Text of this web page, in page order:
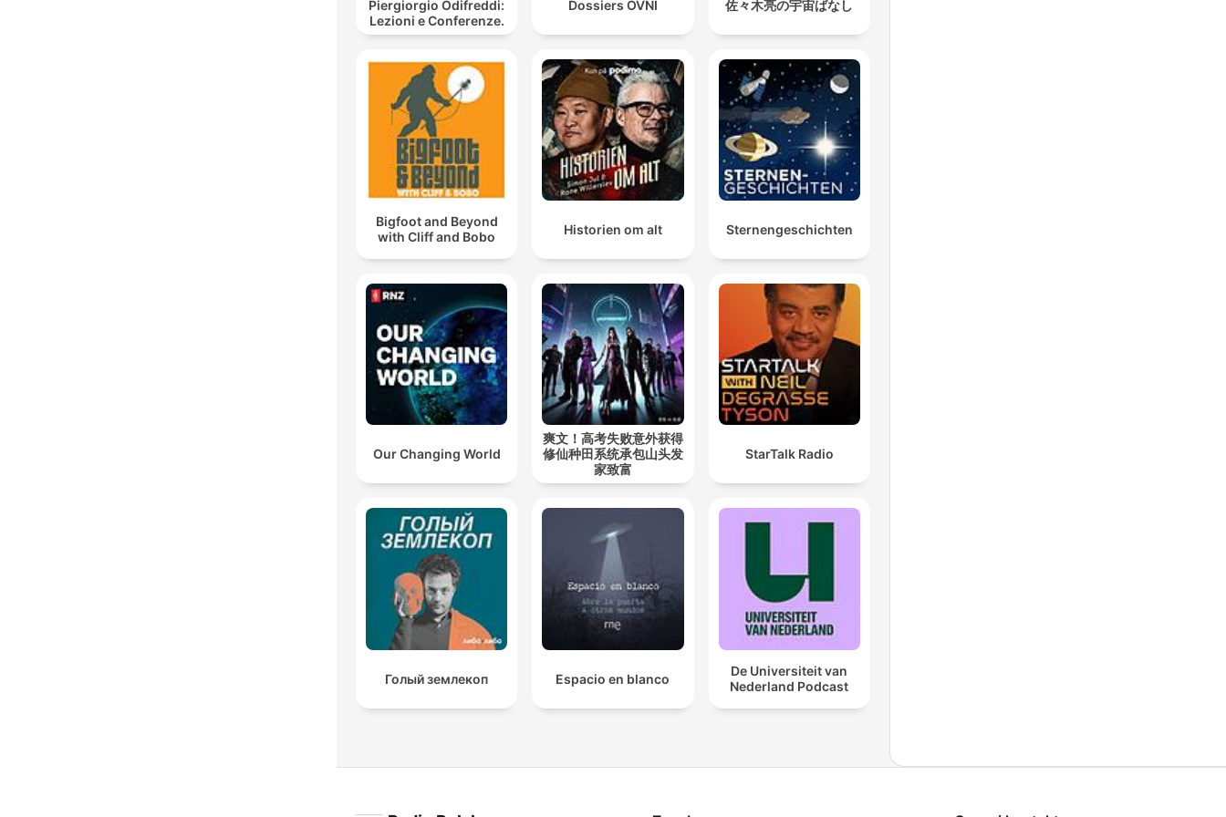
Piergiorgio Odifreddi:
Lezioni e Conferenze.
Dossiers OVNI 佐々木亮の宇宙ばなし
Bigfoot and Beyond
with Cliff and Bobo
Historien om alt Sternengeschichten
Our Changing World
爽文！高考失败意外获得
修仙种田系统承包山头发
家致富
StarTalk Radio
Голый землекоп Espacio en blanco
De Universiteit van
Nederland Podcast